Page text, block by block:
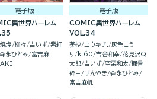
電子版
異世界ハーレム
焼塩 柳々 吉いず 紫紅
森永ひとみ
富吉麻
電子版
COMIC異世界ハーレム
VOL.34
葵抄 ユウキチ. 灰色こう
り
kt60 吉舎和幸 花見沢Q
太郎 吉いず 空栗和太 掘骨
砕三
げんやき 森永ひとみ
富吉麻帆